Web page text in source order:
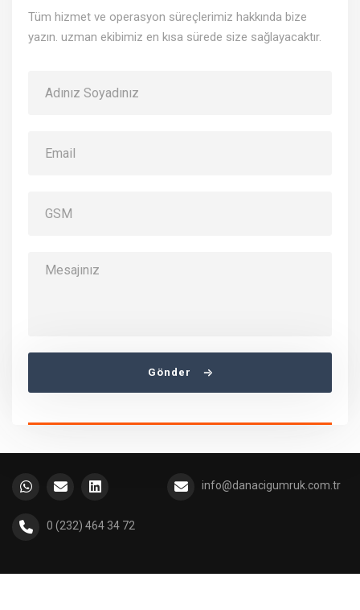
Tüm hizmet ve operasyon süreçlerimiz hakkında bize
yazın. uzman ekibimiz en kısa sürede size sağlayacaktır.
Gönder
info@danacigumruk.com.tr
0 (232) 464 34 72